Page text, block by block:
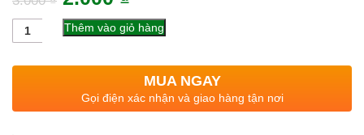
gốc
hiện
là:
2.000 ₫.
Số
lượng
Thêm vào giỏ hàng
MUA NGAY
Gọi điện xác nhận và giao hàng tận nơi